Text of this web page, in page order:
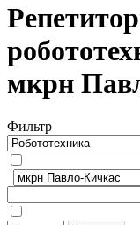
мкрн
Фильтр